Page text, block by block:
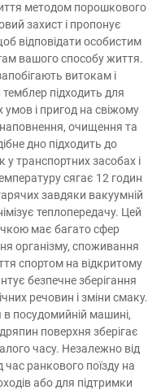
методом порошкового
захист і пропонує
відповідати особистим
вашого способу життя.
витокам і
підходить для
і пригод на свіжому
очищення та
дно підходить до
транспортних засобах і
сягає 12 годин
завдяки вакуумній
теплопередачу. Цей
має багато сфер
організму, споживання
спортом на відкритому
безпечне зберігання
речовин і зміни смаку.
посудомийній машині,
поверхня зберігає
часу. Незалежно від
час ранкового поїзду на
або для підтримки